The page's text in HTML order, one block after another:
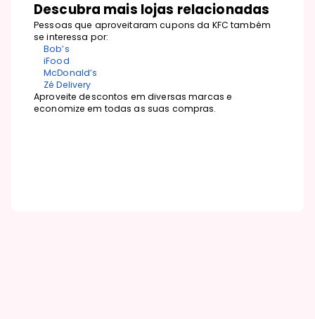
Descubra mais lojas relacionadas
Pessoas que aproveitaram cupons da KFC também
se interessa por:
Bob’s
iFood
McDonald’s
Zé Delivery
Aproveite descontos em diversas marcas e
economize em todas as suas compras.